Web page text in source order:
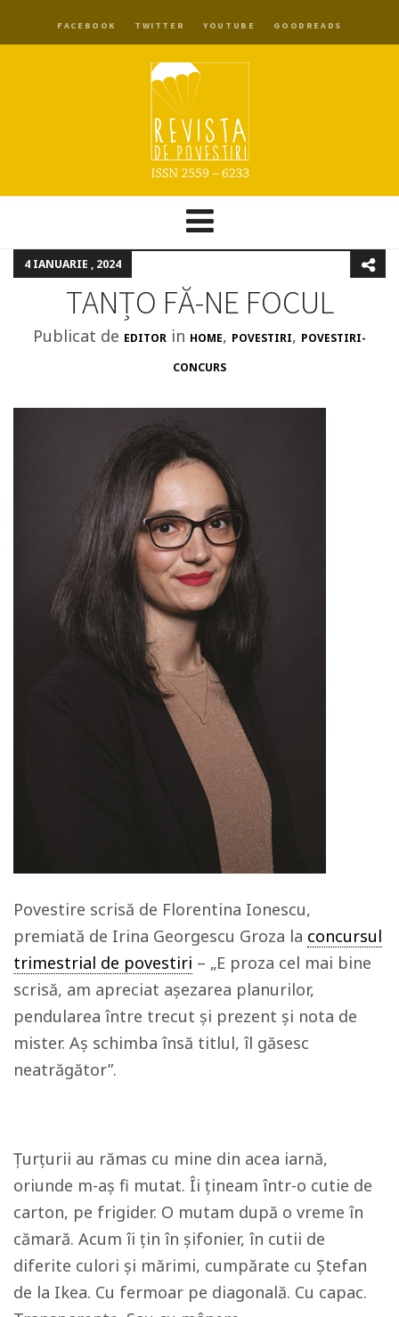
FACEBOOK TWITTER YOUTUBE GOODREADS
4 IANUARIE , 2024
TANȚO FĂ-NE FOCUL
Publicat de EDITOR in HOME, POVESTIRI, POVESTIRI-
CONCURS
Povestire scrisă de Florentina Ionescu,
premiată de Irina Georgescu Groza la concursul
trimestrial de povestiri – „E proza cel mai bine
scrisă, am apreciat așezarea planurilor,
pendularea între trecut și prezent și nota de
mister. Aș schimba însă titlul, îl găsesc
neatrăgător”.
Țurțurii au rămas cu mine din acea iarnă,
oriunde m-aș fi mutat. Îi țineam într-o cutie de
carton, pe frigider. O mutam după o vreme în
cămară. Acum îi țin în șifonier, în cutii de
diferite culori și mărimi, cumpărate cu Ștefan
de la Ikea. Cu fermoar pe diagonală. Cu capac.